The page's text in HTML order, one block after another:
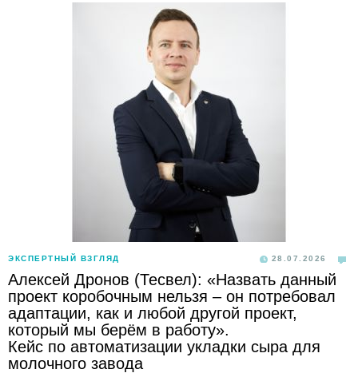
ЭКСПЕРТНЫЙ ВЗГЛЯД 28.07.2026
Алексей Дронов (Тесвел): «Назвать данный
проект коробочным нельзя – он потребовал
адаптации, как и любой другой проект,
который мы берём в работу».
Кейс по автоматизации укладки сыра для
молочного завода